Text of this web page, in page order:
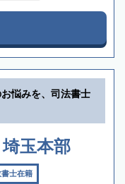
悩みを、司法書士
玉本部
書士在籍